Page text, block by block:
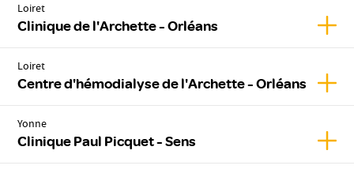
Loiret
Clinique de l'Archette - Orléans
Loiret
Centre d'hémodialyse de l'Archette - Orléans
Yonne
Clinique Paul Picquet - Sens